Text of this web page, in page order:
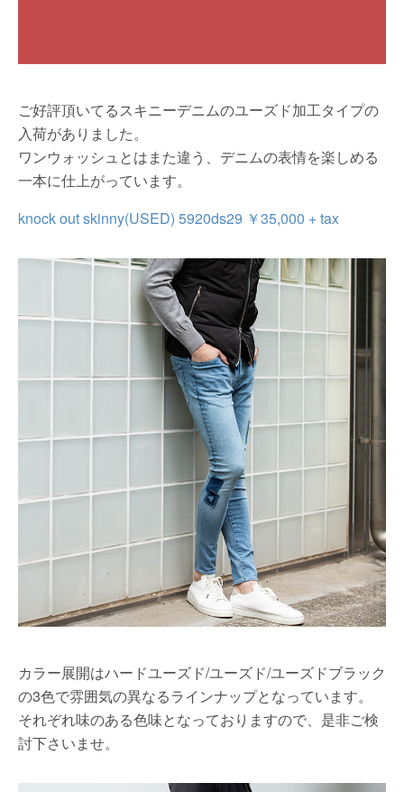
ご好評頂いてるスキニーデニムのユーズド加工タイプの
入荷がありました。
ワンウォッシュとはまた違う、デニムの表情を楽しめる
一本に仕上がっています。
knock out skinny(USED) 5920ds29 ￥35,000 + tax
カラー展開はハードユーズド/ユーズド/ユーズドブラック
の3色で雰囲気の異なるラインナップとなっています。
それぞれ味のある色味となっておりますので、是非ご検
討下さいませ。